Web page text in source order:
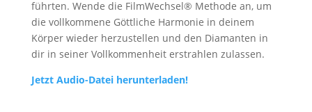
führten. Wende die FilmWechsel® Methode an, um
die vollkommene Göttliche Harmonie in deinem
Körper wieder herzustellen und den Diamanten in
dir in seiner Vollkommenheit erstrahlen zulassen.
Jetzt Audio-Datei herunterladen!